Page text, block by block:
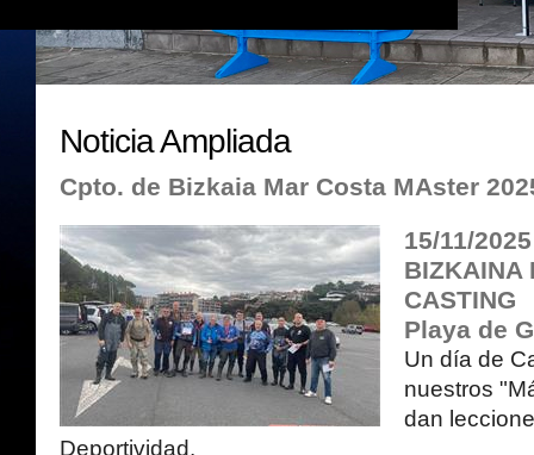
Noticia Ampliada
Cpto. de Bizkaia Mar Costa MAster
15/11/
BIZKAINA
CASTING
Playa de
Un día de
nuestros
dan
Deportividad.